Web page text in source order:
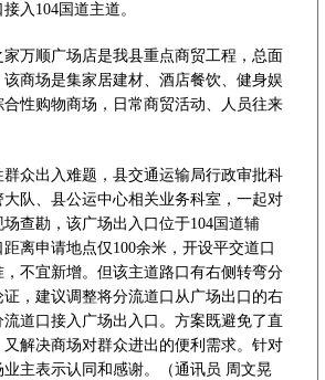
入104国道主道。
顺广场店是我县重点商贸工程，总面
商场是集家居建材、酒店餐饮、健身娱
性购物商场，日常商贸活动、人员往来
出入难题，县交通运输局行政审批科
队、县公运中心相关业务科室，一起对
查勘，该广场出入口位于104国道辅
离申请地点仅100余米，开设平交道口
不宜新增。但该主道路口有右侧转弯分
，建议调整将分流道口从广场出口的右
道口接入广场出入口。方案既避免了直
解决商场对群众进出的便利需求。针对
主表示认同和感谢。（通讯员 周文晃